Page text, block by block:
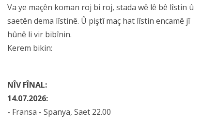
Va ye maçên koman roj bi roj, stada wê lê bê lîstin û
saetên dema lîstinê. Û piştî maç hat lîstin encamê jî
hûnê li vir bibînin.
Kerem bikin:
NÎV FÎNAL:
14.07.2026:
- Fransa - Spanya, Saet 22.00